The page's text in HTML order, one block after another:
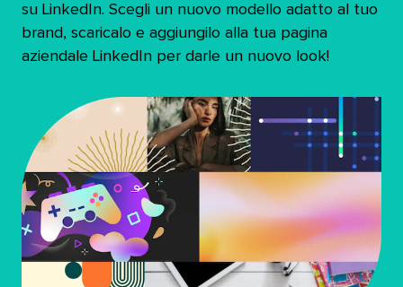
su LinkedIn. Scegli un nuovo modello adatto al tuo
brand, scaricalo e aggiungilo alla tua pagina
aziendale LinkedIn per darle un nuovo look!​​